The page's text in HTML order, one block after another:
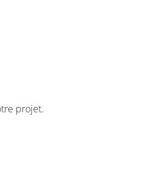
projet.